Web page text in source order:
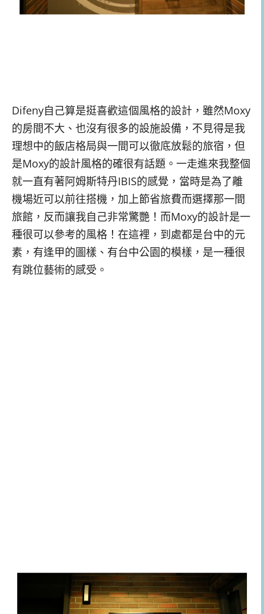
Difeny自己算是挺喜歡這個風格的設計，雖然Moxy
的房間不大、也沒有很多的設施設備，不見得是我
理想中的飯店格局與一間可以徹底放鬆的旅宿，但
是Moxy的設計風格的確很有話題。一走進來我整個
就一直有著阿姆斯特丹IBIS的感覺，當時是為了離
機場近可以前往搭機，加上節省旅費而選擇那一間
旅館，反而讓我自己非常驚艷！而Moxy的設計是一
種很可以參考的風格！在這裡，到處都是台中的元
素，有逢甲的圖樣、有台中公園的模樣，是一種很
有跳位藝術的感受。